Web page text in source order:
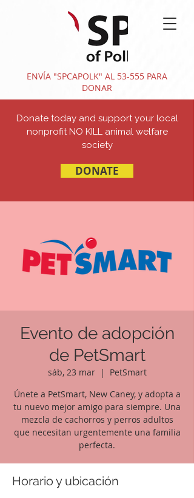
ENVÍA "SPCAPOLK" AL 53-555 PARA
DONAR
Donate today and support your local
nonprofit NO KILL animal welfare
society
DONATE
Evento de adopción
de PetSmart
sáb, 23 mar
  |
PetSmart
Únete a PetSmart, New Caney, y adopta a
tu nuevo mejor amigo para siempre. Una
mezcla de cachorros y perros adultos
que necesitan urgentemente una familia
perfecta.
Horario y ubicación